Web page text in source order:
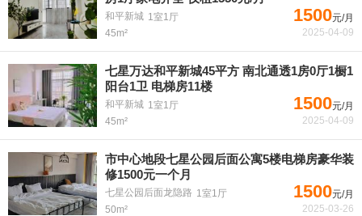
和平新城 1室1厅
45m²
1500元/月
2025-04-09
七星万达和平新城45平方 南北通透1房0厅1橱1
阳台1卫 电梯房11楼
和平新城 1室1厅
45m²
1500元/月
2025-04-09
市中心地段七星公园后面公寓5楼电梯房豪华装
修1500元一个月
七星公园后面龙隐路 1室1厅
50m²
1500元/月
2025-03-26